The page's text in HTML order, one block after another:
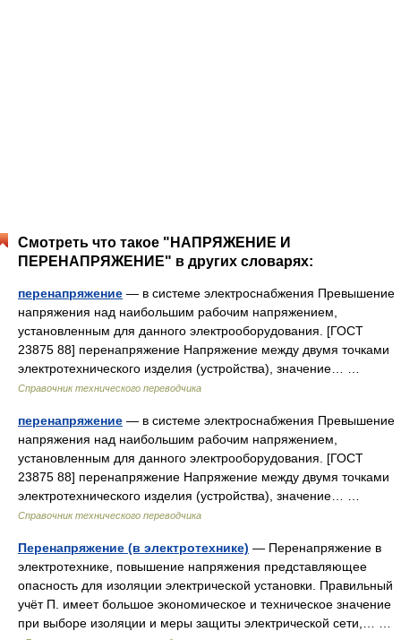
Смотреть что такое "НАПРЯЖЕНИЕ И
ПЕРЕНАПРЯЖЕНИЕ" в других словарях:
перенапряжение — в системе электроснабжения Превышение
напряжения над наибольшим рабочим напряжением,
установленным для данного электрооборудования. [ГОСТ
23875 88] перенапряжение Напряжение между двумя точками
электротехнического изделия (устройства), значение… …
Справочник технического переводчика
перенапряжение — в системе электроснабжения Превышение
напряжения над наибольшим рабочим напряжением,
установленным для данного электрооборудования. [ГОСТ
23875 88] перенапряжение Напряжение между двумя точками
электротехнического изделия (устройства), значение… …
Справочник технического переводчика
Перенапряжение (в электротехнике) — Перенапряжение в
электротехнике, повышение напряжения представляющее
опасность для изоляции электрической установки. Правильный
учёт П. имеет большое экономическое и техническое значение
при выборе изоляции и меры защиты электрической сети,… …